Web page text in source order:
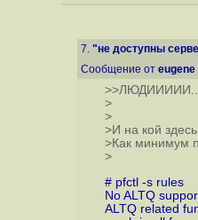
7. "не доступны
Сообщение от eugene
>
>
>И на кой
>Как минимум
>
# pfctl -s rules
No ALTQ
ALTQ related